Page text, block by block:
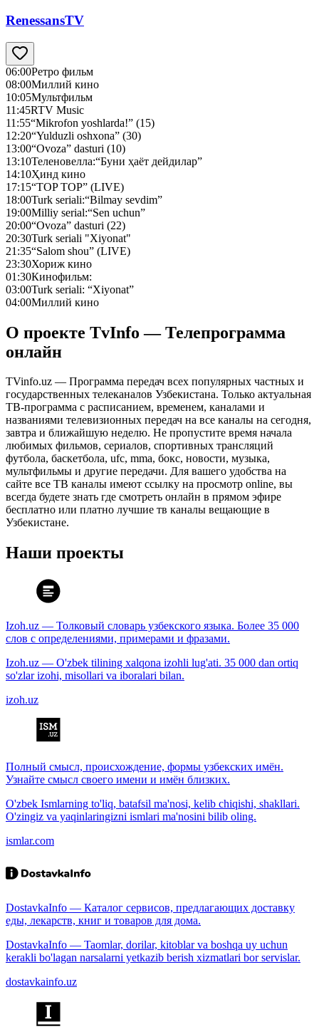
RenessansTV
06:00Ретро фильм
08:00Миллий кино
10:05Мультфильм
11:45RTV Music
11:55“Mikrofon yoshlarda!” (15)
12:20“Yulduzli oshxona” (30)
13:00“Ovoza” dasturi (10)
13:10Теленовелла:“Буни ҳаёт дейдилар”
14:10Ҳинд кино
17:15“TOP TOP” (LIVE)
18:00Turk seriali:“Bilmay sevdim”
19:00Milliy serial:“Sen uchun”
20:00“Ovoza” dasturi (22)
20:30Turk seriali "Xiyonat"
21:35“Salom shou” (LIVE)
23:30Хориж кино
01:30Кинофильм:
03:00Turk seriali: “Xiyonat”
04:00Миллий кино
О проекте TvInfo — Телепрограмма
онлайн
TVinfo.uz — Программа передач всех популярных частных и
государственных телеканалов Узбекистана. Только актуальная
ТВ-программа с расписанием, временем, каналами и
названиями телевизионных передач на все каналы на сегодня,
завтра и ближайшую неделю. Не пропустите время начала
любимых фильмов, сериалов, спортивных трансляций
футбола, баскетбола, ufc, mma, бокс, новости, музыка,
мультфильмы и другие передачи. Для вашего удобства на
сайте все ТВ каналы имеют ссылку на просмотр online, вы
всегда будете знать где смотреть онлайн в прямом эфире
бесплатно или платно лучшие тв каналы вещающие в
Узбекистане.
Наши проекты
Izoh.uz — Толковый словарь узбекского языка. Более 35 000
слов с определениями, примерами и фразами.
Izoh.uz — O'zbek tilining xalqona izohli lug'ati. 35 000 dan ortiq
so'zlar izohi, misollari va iboralari bilan.
izoh.uz
Полный смысл, происхождение, формы узбекских имён.
Узнайте смысл своего имени и имён близких.
O'zbek Ismlarning to'liq, batafsil ma'nosi, kelib chiqishi, shakllari.
O'zingiz va yaqinlaringizni ismlari ma'nosini bilib oling.
ismlar.com
DostavkaInfo — Каталог сервисов, предлагающих доставку
еды, лекарств, книг и товаров для дома.
DostavkaInfo — Taomlar, dorilar, kitoblar va boshqa uy uchun
kerakli bo'lagan narsalarni yetkazib berish xizmatlari bor servislar.
dostavkainfo.uz